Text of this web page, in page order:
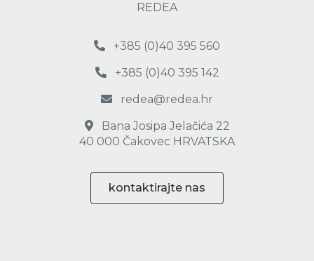
REDEA
+385 (0)40 395 560
+385 (0)40 395 142
redea@redea.hr
Bana Josipa Jelačića 22
40 000 Čakovec HRVATSKA
kontaktirajte nas